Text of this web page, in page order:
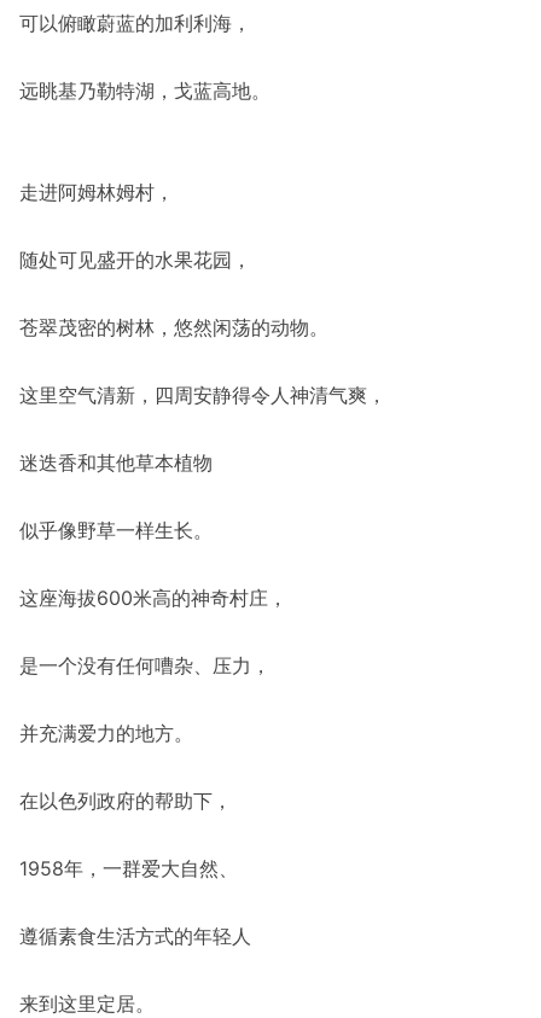
可以俯瞰蔚蓝的加利利海，
远眺基乃勒特湖，戈蓝高地。
走进阿姆林姆村，
随处可见盛开的水果花园，
苍翠茂密的树林，悠然闲荡的动物。
这里空气清新，四周安静得令人神清气爽，
迷迭香和其他草本植物
似乎像野草一样生长。
这座海拔600米高的神奇村庄，
是一个没有任何嘈杂、压力，
并充满爱力的地方。
在以色列政府的帮助下，
1958年，一群爱大自然、
遵循素食生活方式的年轻人
来到这里定居。